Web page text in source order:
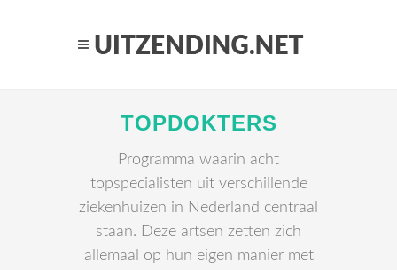
TOPDOKTERS
Programma waarin acht
topspecialisten uit verschillende
ziekenhuizen in Nederland centraal
staan. Deze artsen zetten zich
allemaal op hun eigen manier met